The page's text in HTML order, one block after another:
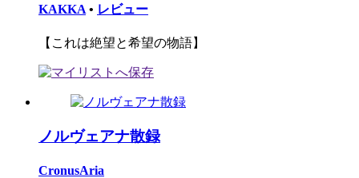
KAKKA • レビュー
【これは絶望と希望の物語】
ノルヴェアナ散録
CronusAria